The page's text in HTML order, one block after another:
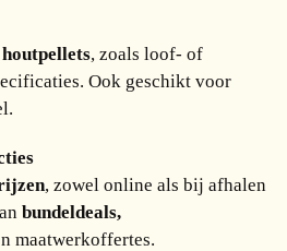
houtpellets, zoals loof- of
Ook geschikt voor
, zowel online als bij afhalen
bundeldeals,
maatwerkoffertes.